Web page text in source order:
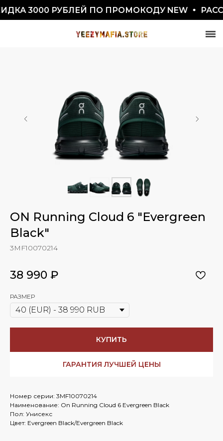
3000 РУБЛЕЙ ПО ПРОМОКОДУ NEW
СКИДКА 7777₽ ПО ПРОМОКОДУ BLACKFRIDAY
ON Running Cloud 6 "Evergreen
Black"
3MF10070214
38 990 ₽
РАЗМЕР
КУПИТЬ
ГАРАНТИЯ ЛУЧШЕЙ ЦЕНЫ
Номер серии: 3MF10070214
Наименование: On Running Cloud 6 Evergreen Black
Пол: Унисекс
Цвет: Evergreen Black/Evergreen Black